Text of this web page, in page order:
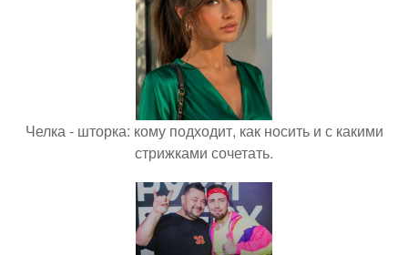
Челка - шторка: кому подходит, как носить и с какими
стрижками сочетать.